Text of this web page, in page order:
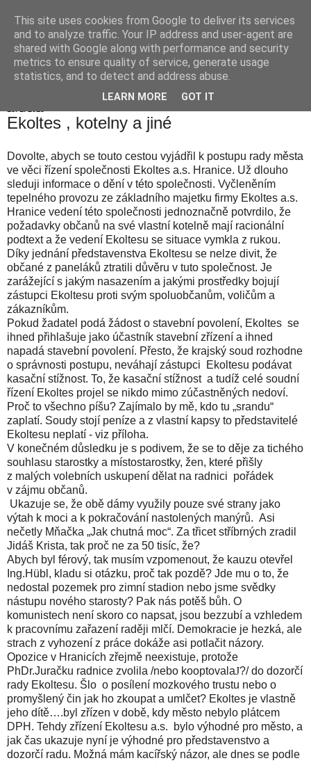
Hranické listy
Ekoltes , kotelny a jiné
Dovolte, abych se touto cestou vyjádřil k postupu rady města
ve věci řízení společnosti Ekoltes a.s. Hranice. Už dlouho
sleduji informace o dění v této společnosti. Vyčleněním
tepelného provozu ze základního majetku firmy Ekoltes a.s.
Hranice vedení této společnosti jednoznačně potvrdilo, že
požadavky občanů na své vlastní kotelně mají racionální
podtext a že vedení Ekoltesu se situace vymkla z rukou.
Díky jednání představenstva Ekoltesu se nelze divit, že
občané z paneláků ztratili důvěru v tuto společnost. Je
zarážející s jakým nasazením a jakými prostředky bojují
zástupci Ekoltesu proti svým spoluobčanům, voličům a
zákazníkům.
Pokud žadatel podá žádost o stavební povolení, Ekoltes se
ihned přihlašuje jako účastník stavební zřízení a ihned
napadá stavební povolení. Přesto, že krajský soud rozhodne
o správnosti postupu, neváhají zástupci Ekoltesu podávat
kasační stížnost. To, že kasační stížnost a tudíž celé soudní
řízení Ekoltes projel se nikdo mimo zúčastněných nedoví.
Proč to všechno píšu? Zajímalo by mě, kdo tu „srandu“
zaplatí. Soudy stojí peníze a z vlastní kapsy to představitelé
Ekoltesu neplatí - viz příloha.
V konečném důsledku je s podivem, že se to děje za tichého
souhlasu starostky a místostarostky, žen, které přišly
z malých volebních uskupení dělat na radnici pořádek
v zájmu občanů.
Ukazuje se, že obě dámy využily pouze své strany jako
výtah k moci a k pokračování nastolených manýrů. Asi
nečetly Mňačka „Jak chutná moc“. Za třicet stříbrných zradil
Jidáš Krista, tak proč ne za 50 tisíc, že?
Abych byl férový, tak musím vzpomenout, že kauzu otevřel
Ing.Hübl, kladu si otázku, proč tak pozdě? Jde mu o to, že
nedostal pozemek pro zimní stadion nebo jsme svědky
nástupu nového starosty? Pak nás potěš bůh. O
komunistech není skoro co napsat, jsou bezzubí a vzhledem
k pracovnímu zařazení raději mlčí. Demokracie je hezká, ale
strach z vyhození z práce dokáže asi potlačit názory.
Opozice v Hranicích zřejmě neexistuje, protože
PhDr.Juračku radnice zvolila /nebo kooptovalaJ?/ do dozorčí
rady Ekoltesu. Šlo o posílení mozkového trustu nebo o
promyšlený čin jak ho zkoupat a umlčet? Ekoltes je vlastně
jeho dítě….byl zřízen v době, kdy město nebylo plátcem
DPH. Tehdy zřízení Ekoltesu a.s. bylo výhodné pro město, a
jak čas ukazuje nyní je výhodné pro představenstvo a
dozorčí radu. Možná mám kacířský názor, ale dnes se podle
This site uses cookies from Google to deliver its services
and to analyze traffic. Your IP address and user-agent are
shared with Google along with performance and security
metrics to ensure quality of service, generate usage
statistics, and to detect and address abuse.
LEARN MORE GOT IT